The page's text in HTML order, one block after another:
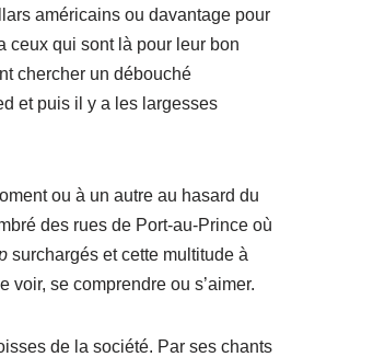
américains ou davantage pour
ceux qui sont là pour leur bon
chercher un débouché
et puis il y a les largesses
ou à un autre au hasard du
des rues de Port-au-Prince où
surchargés et cette multitude à
se comprendre ou s’aimer.
de la société. Par ses chants